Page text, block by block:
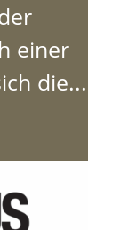
einer
die...